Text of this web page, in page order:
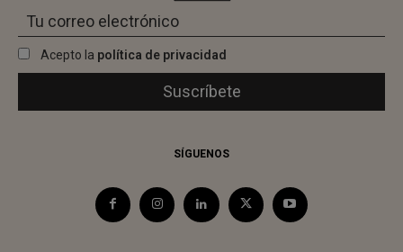
Acepto la política de privacidad
SÍGUENOS